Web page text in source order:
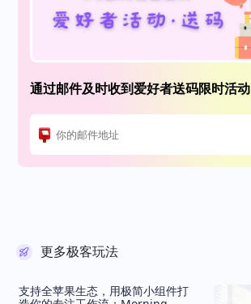
通过邮件及时收到爱好者送码限时活动
更多极客玩法
支持全苹果生态，用极简小组件打